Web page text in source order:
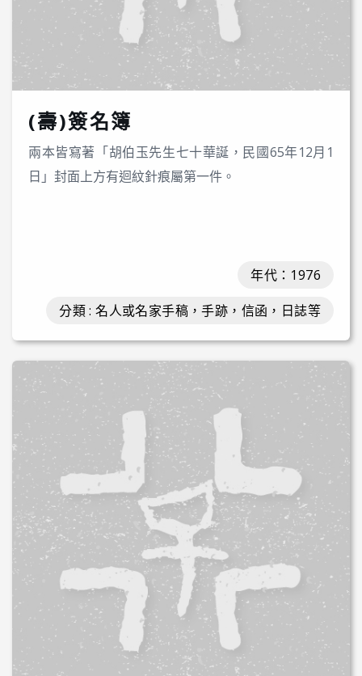
(壽)簽名簿
兩本皆寫著「胡伯玉先生七十華誕，民國65年12月1
日」封面上方有迴紋針痕屬第一件。
年代：1976
分類 : 名人或名家手稿，手跡，信函，日誌等